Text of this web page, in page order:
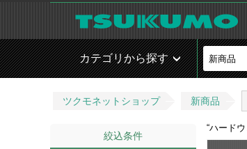
カテゴリから探す
ツクモネットショップ 新商品
絞込条件
“ハード